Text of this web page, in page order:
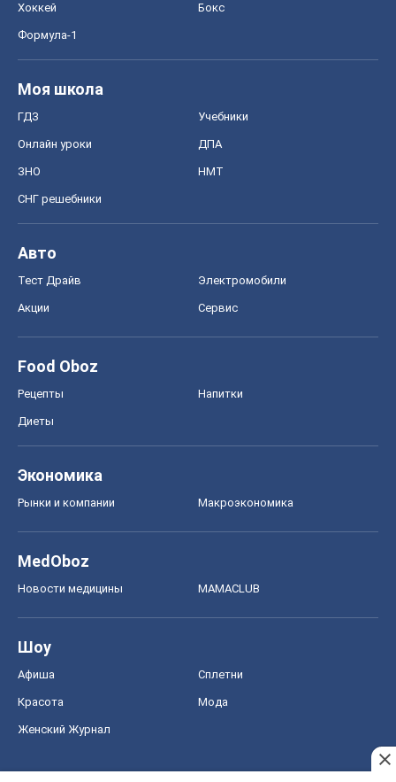
Хоккей Бокс
Формула-1
Моя школа
ГДЗ Учебники
Онлайн уроки ДПА
ЗНО НМТ
СНГ решебники
Авто
Тест Драйв Электромобили
Акции Сервис
Food Oboz
Рецепты Напитки
Диеты
Экономика
Рынки и компании Mакроэкономика
MedOboz
Новости медицины MAMACLUB
Шоу
Афиша Сплетни
Красота Мода
Женский Журнал